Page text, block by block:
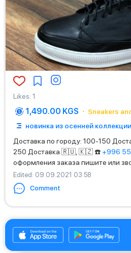
Likes: 1
1,490.00 KGS
Sneakers
новинка из осенней
Доставка по городу: 100-150
250 Доставка 🇷🇺, 🇰🇿 ☎️ +996
оформления заказа пишите или
Edited: 09.09.2021 03:58
Comment
0552881777